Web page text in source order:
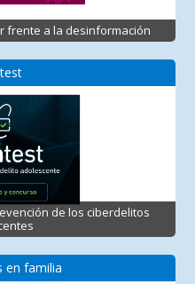
frente a la desinformación
de los ciberdelitos
en familia